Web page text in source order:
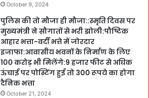
October 9, 2024
पुलिस की तो मौजा ही मौजा::स्मृति दिवस पर
मुख्यमंत्री ने सौगातों से भरी झोली:पौष्टिक
आहार भत्ता-वर्दी भत्ते में जोरदार
इजाफा:आवासीय भवनों के निर्माण के लिए
100 करोड़ भी मिलेंगे:9 हजार फीट से अधिक
ऊंचाई पर पोस्टिंग हुई तो 300 रूपये का होगा
दैनिक भत्ता
October 21, 2024